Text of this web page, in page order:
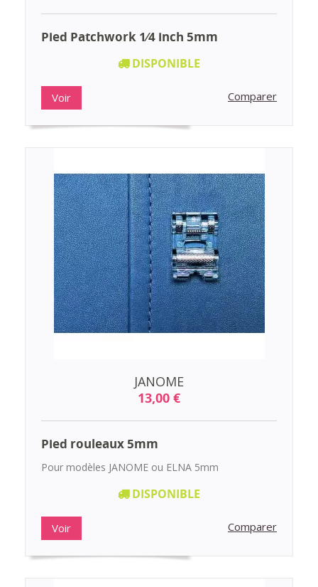
Pied Patchwork 1⁄4 inch 5mm
DISPONIBLE
Voir Comparer
JANOME
13,00 €
Pied rouleaux 5mm
Pour modèles JANOME ou ELNA 5mm
DISPONIBLE
Voir Comparer